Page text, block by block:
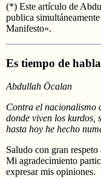
(*) Este artículo de
publica
Manifesto».
Es tiempo de
Abdullah Öcalan
Contra el nacionalismo
donde viven los kurdos,
hasta hoy he hecho
Saludo con gran
Mi agradecimiento
expresar mis opiniones.